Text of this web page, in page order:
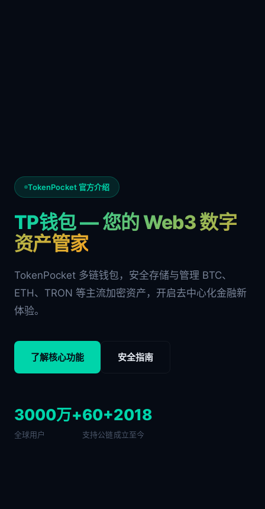
TokenPocket 官方介绍
TP钱包 — 您的 Web3 数字
资产管家
TokenPocket 多链钱包，安全存储与管理 BTC、
ETH、TRON 等主流加密资产，开启去中心化金融新
体验。
了解核心功能 安全指南
3000万+
全球用户
60+
支持公链
2018
成立至今